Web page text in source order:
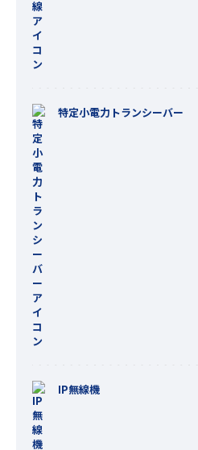
特定小電力トランシーバー
IP無線機